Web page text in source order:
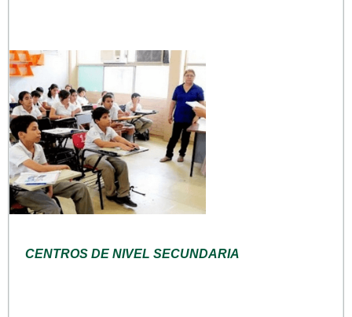
CENTROS DE NIVEL SECUNDARIA